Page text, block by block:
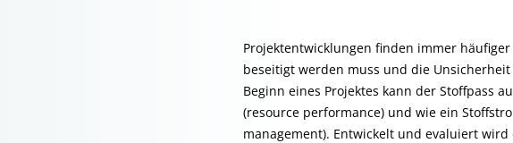
Projektentwicklungen finden immer
beseitigt werden muss und die
Beginn eines Projektes kann der Stoffpass
(resource performance) und wie ein
management). Entwickelt und evaluiert